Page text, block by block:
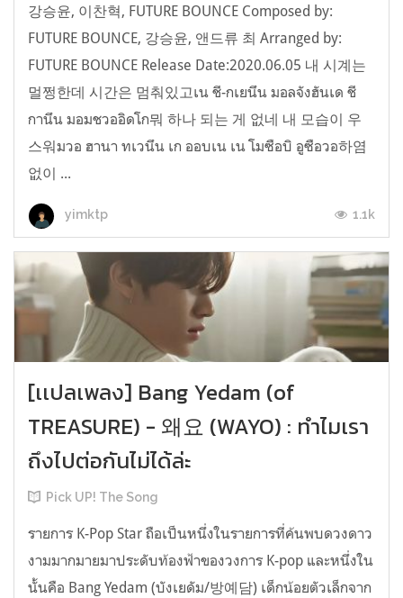
강승윤, 이찬혁, FUTURE BOUNCE Composed by:
FUTURE BOUNCE, 강승윤, 앤드류 최 Arranged by:
FUTURE BOUNCE Release Date:2020.06.05 내 시계는
멀쩡한데 시간은 멈춰있고เน ชี-กเยนึน มอลจังฮันเด ชี
กานึน มอมชวออิดโก뭐 하나 되는 게 없네 내 모습이 우
스워มวอ ฮานา ทเวนึน เก ออบเน เน โมซือบิ อูซือวอ하염
없이 ...
yimktp 1.1k
[เเปลเพลง] Bang Yedam (of
TREASURE) - 왜요 (WAYO) : ทำไมเรา
ถึงไปต่อกันไม่ได้ล่ะ
Pick UP! The Song
รายการ K-Pop Star ถือเป็นหนึ่งในรายการที่ค้นพบดวงดาว
งามมากมายมาประดับท้องฟ้าของวงการ K-pop และหนึ่งใน
นั้นคือ Bang Yedam (บังเยดัม/방예담) เด็กน้อยตัวเล็กจาก